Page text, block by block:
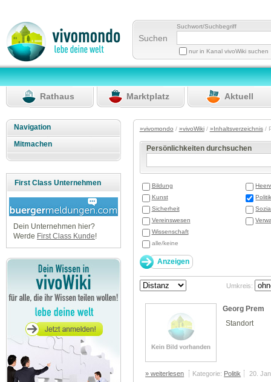
Suchen
Suchwort/Suchbegriff
nur in Kanal vivoWiki suchen
Rathaus Marktplatz Aktuell
Navigation
Mitmachen
First Class Unternehmen
Dein Unternehmen hier?
Werde First Class Kunde!
»vivomondo / »vivoWiki/ »Inhaltsverzeichnis/
Persönlichkeiten durchsuchen
Bildung
Kunst
Sicherheit
Vereinswesen
Wissenschaft
alle/keine
Umkreis:
Georg Prem
Standort
» weiterlesen Kategorie: Politik 20.